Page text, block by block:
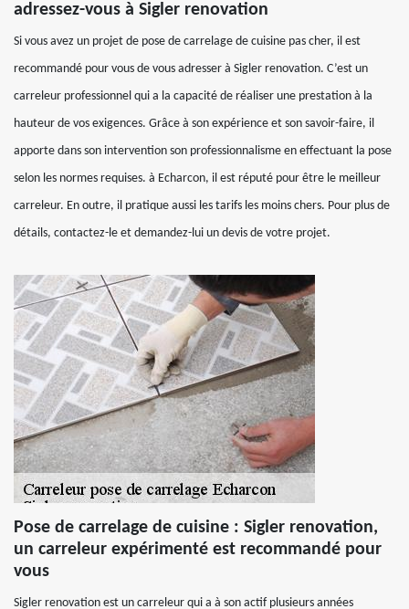
adressez-vous à Sigler renovation
Si vous avez un projet de pose de carrelage de cuisine pas cher, il est
recommandé pour vous de vous adresser à Sigler renovation. C’est un
carreleur professionnel qui a la capacité de réaliser une prestation à la
hauteur de vos exigences. Grâce à son expérience et son savoir-faire, il
apporte dans son intervention son professionnalisme en effectuant la pose
selon les normes requises. à Echarcon, il est réputé pour être le meilleur
carreleur. En outre, il pratique aussi les tarifs les moins chers. Pour plus de
détails, contactez-le et demandez-lui un devis de votre projet.
Pose de carrelage de cuisine : Sigler renovation,
un carreleur expérimenté est recommandé pour
vous
Sigler renovation est un carreleur qui a à son actif plusieurs années